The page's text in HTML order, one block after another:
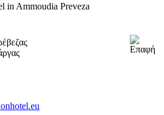
in Ammoudia Preveza